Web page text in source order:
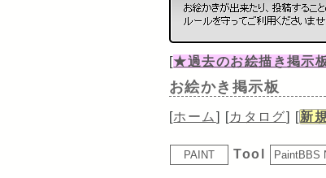
[★過去のお絵描き掲示
お絵かき掲示板
[ホーム ] [カタログ] [新
Tool